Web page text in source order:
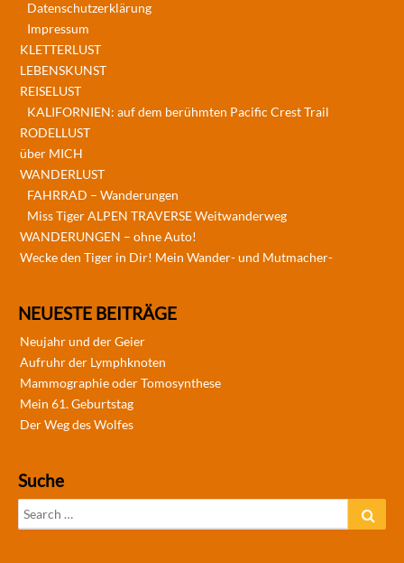
Datenschutzerklärung
Impressum
KLETTERLUST
LEBENSKUNST
REISELUST
KALIFORNIEN: auf dem berühmten Pacific Crest Trail
RODELLUST
über MICH
WANDERLUST
FAHRRAD – Wanderungen
Miss Tiger ALPEN TRAVERSE Weitwanderweg
WANDERUNGEN – ohne Auto!
Wecke den Tiger in Dir! Mein Wander- und Mutmacher-
NEUESTE BEITRÄGE
Neujahr und der Geier
Aufruhr der Lymphknoten
Mammographie oder Tomosynthese
Mein 61. Geburtstag
Der Weg des Wolfes
Suche
Search
for: